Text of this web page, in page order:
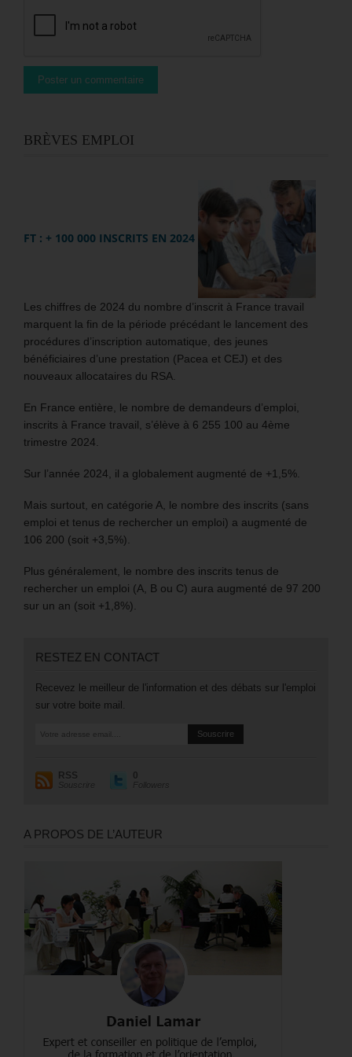
BRÈVES EMPLOI
FT : + 100 000 INSCRITS EN 2024
Les chiffres de 2024 du nombre d’inscrit à France travail
marquent la fin de la période précédant le lancement des
procédures d’inscription automatique, des jeunes
bénéficiaires d’une prestation (Pacea et CEJ) et des
nouveaux allocataires du RSA.
En France entière, le nombre de demandeurs d’emploi,
inscrits à France travail, s’élève à 6 255 100 au 4ème
trimestre 2024.
Sur l’année 2024, il a globalement augmenté de +1,5%.
Mais surtout, en catégorie A, le nombre des inscrits (sans
emploi et tenus de rechercher un emploi) a augmenté de
106 200 (soit +3,5%).
Plus généralement, le nombre des inscrits tenus de
rechercher un emploi (A, B ou C) aura augmenté de 97 200
sur un an (soit +1,8%).
RESTEZ EN CONTACT
Recevez le meilleur de l'information et des débats sur l'emploi
sur votre boite mail.
RSS
Souscrire
0
Followers
A PROPOS DE L’AUTEUR